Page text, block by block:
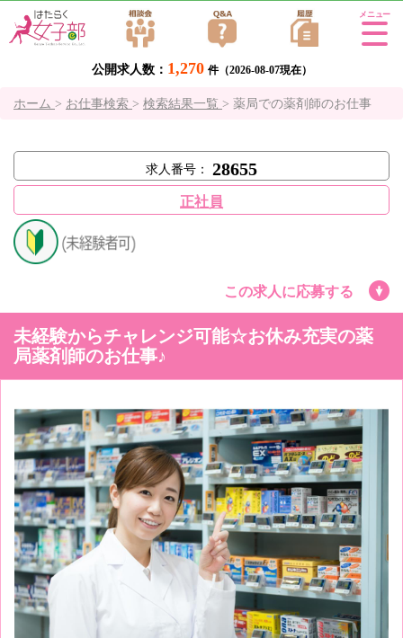
公開求人数： 1,270 件（2026-08-07現在）
Tog
on
ホーム > お仕事検索 > 検索結果一覧 > 薬局での薬剤師のお仕事
求人番号： 28655
正社員
この求人に応募する
未経験からチャレンジ可能☆お休み充実の薬
局薬剤師のお仕事♪